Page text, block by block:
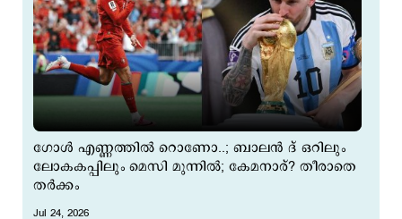
ഗോള്‍ എണ്ണത്തില്‍ റൊണോ..; ബാലൻ ദ് ഒറിലും
ലോകകപ്പിലും മെസി മുന്നില്‍; കേമനാര്? തീരാതെ
തര്‍ക്കം
Jul 24, 2026